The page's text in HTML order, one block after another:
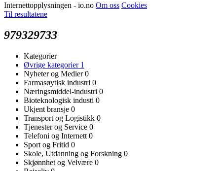
Internettopplysningen - io.no Om oss Cookies
Til resultatene
979329733
Kategorier
Øvrige kategorier 1
Nyheter og Medier0
Farmasøytisk industri 0
Næringsmiddel-industri 0
Bioteknologisk industi 0
Ukjent bransje 0
Transport og Logistikk 0
Tjenester og Service 0
Telefoni og Internett 0
Sport og Fritid 0
Skole, Utdanning og Forskning 0
Skjønnhet og Velvære 0